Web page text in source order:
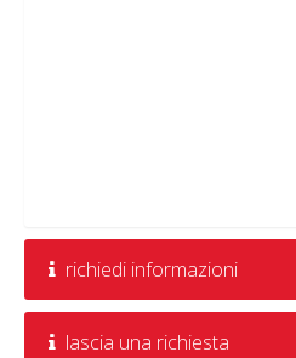
richiedi informazioni
lascia una richiesta